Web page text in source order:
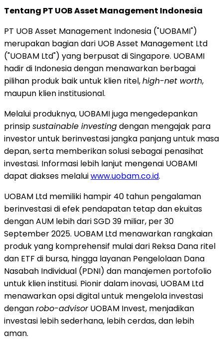
Tentang PT UOB Asset Management Indonesia
PT UOB Asset Management Indonesia ("UOBAMI")
merupakan bagian dari UOB Asset Management Ltd
("UOBAM Ltd") yang berpusat diSingapore. UOBAMI
hadir di Indonesiadengan menawarkan berbagai
pilihan produk baik untuk klien ritel,high-net worth,
maupun klien institusional.
Melalui produknya, UOBAMI juga mengedepankan
prinsipsustainable investingdengan mengajak para
investor untuk berinvestasi jangka panjang untuk masa
depan, serta memberikan solusi sebagai penasihat
investasi. Informasi lebih lanjut mengenai UOBAMI
dapat diakses melaluiwww.uobam.co.id.
UOBAM Ltd memiliki hampir 40 tahun pengalaman
berinvestasi di efek pendapatan tetap dan ekuitas
dengan AUM lebih dariSGD 39 miliar, per30
September 2025. UOBAM Ltd menawarkan rangkaian
produk yang komprehensif mulai dari Reksa Dana ritel
dan ETF di bursa, hingga layanan Pengelolaan Dana
Nasabah Individual (PDNI) dan manajemen portofolio
untuk klien institusi. Pionir dalam inovasi, UOBAM Ltd
menawarkan opsi digital untuk mengelola investasi
denganrobo-advisorUOBAM Invest, menjadikan
investasi lebih sederhana, lebih cerdas, dan lebih
aman.